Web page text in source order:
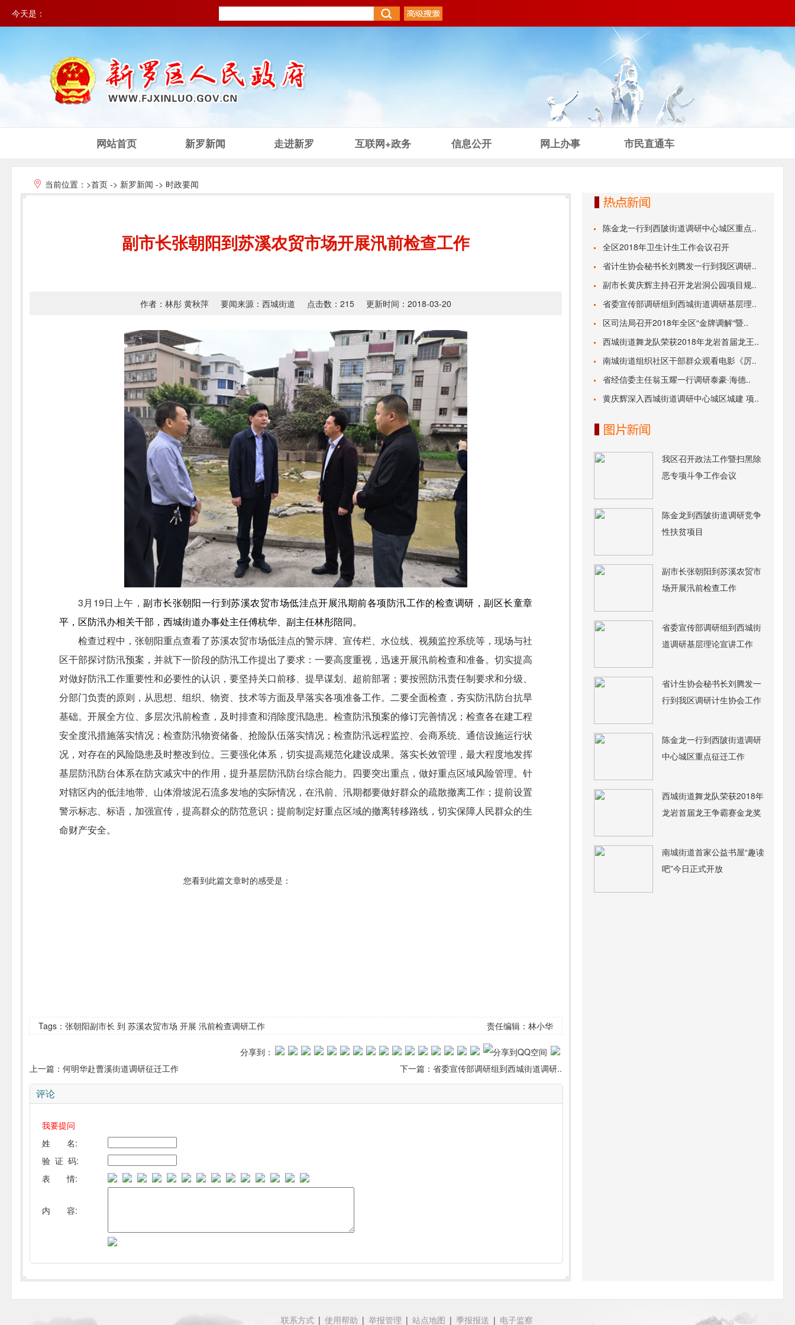
今天是：
网站首页 新罗新闻 走进新罗 互联网+政务 信息公开 网上办事 市民直通车
当前位置： >首页 -> 新罗新闻 -> 时政要闻
副市长张朝阳到苏溪农贸市场开展汛前检查工作
作者：林彤 黄秋萍 要闻来源：西城街道 点击数： 215 更新时间：2018-03-20
3月19日上午，副市长张朝阳一行到苏溪农贸市场低洼点开展汛期前各项防汛工作的检查调研，副区长童章
平，区防汛办相关干部，西城街道办事处主任傅杭华、副主任林彤陪同。
检查过程中，张朝阳重点查看了苏溪农贸市场低洼点的警示牌、宣传栏、水位线、视频监控系统等，现场与社
区干部探讨防汛预案，并就下一阶段的防汛工作提出了要求：一要高度重视，迅速开展汛前检查和准备。切实提高
对做好防汛工作重要性和必要性的认识，要坚持关口前移、提早谋划、超前部署；要按照防汛责任制要求和分级、
分部门负责的原则，从思想、组织、物资、技术等方面及早落实各项准备工作。二要全面检查，夯实防汛防台抗旱
基础。开展全方位、多层次汛前检查，及时排查和消除度汛隐患。检查防汛预案的修订完善情况；检查各在建工程
安全度汛措施落实情况；检查防汛物资储备、抢险队伍落实情况；检查防汛远程监控、会商系统、通信设施运行状
况，对存在的风险隐患及时整改到位。三要强化体系，切实提高规范化建设成果。落实长效管理，最大程度地发挥
基层防汛防台体系在防灾减灾中的作用，提升基层防汛防台综合能力。四要突出重点，做好重点区域风险管理。针
对辖区内的低洼地带、山体滑坡泥石流多发地的实际情况，在汛前、汛期都要做好群众的疏散撤离工作；提前设置
警示标志、标语，加强宣传，提高群众的防范意识；提前制定好重点区域的撤离转移路线，切实保障人民群众的生
命财产安全。
您看到此篇文章时的感受是：
Tags：张朝阳副市长 到 苏溪农贸市场 开展 汛前检查调研工作 责任编辑：林小华
分享到：
上一篇： 何明华赴曹溪街道调研征迁工作 下一篇： 省委宣传部调研组到西城街道调研..
评论
我要提问
姓 名:
验 证 码:
表 情:
内 容:
陈金龙一行到西陂街道调研中心城区重点..
全区2018年卫生计生工作会议召开
省计生协会秘书长刘腾发一行到我区调研..
副市长黄庆辉主持召开龙岩洞公园项目规..
省委宣传部调研组到西城街道调研基层理..
区司法局召开2018年全区“金牌调解“暨..
西城街道舞龙队荣获2018年龙岩首届龙王..
南城街道组织社区干部群众观看电影《厉..
省经信委主任翁玉耀一行调研泰豪·海德..
黄庆辉深入西城街道调研中心城区城建 项..
我区召开政法工作暨扫黑除
恶专项斗争工作会议
陈金龙到西陂街道调研竞争
性扶贫项目
副市长张朝阳到苏溪农贸市
场开展汛前检查工作
省委宣传部调研组到西城街
道调研基层理论宣讲工作
省计生协会秘书长刘腾发一
行到我区调研计生协会工作
陈金龙一行到西陂街道调研
中心城区重点征迁工作
西城街道舞龙队荣获2018年
龙岩首届龙王争霸赛金龙奖
南城街道首家公益书屋“趣读
吧”今日正式开放
联系方式 | 使用帮助 | 举报管理 | 站点地图 | 季报报送 | 电子监察